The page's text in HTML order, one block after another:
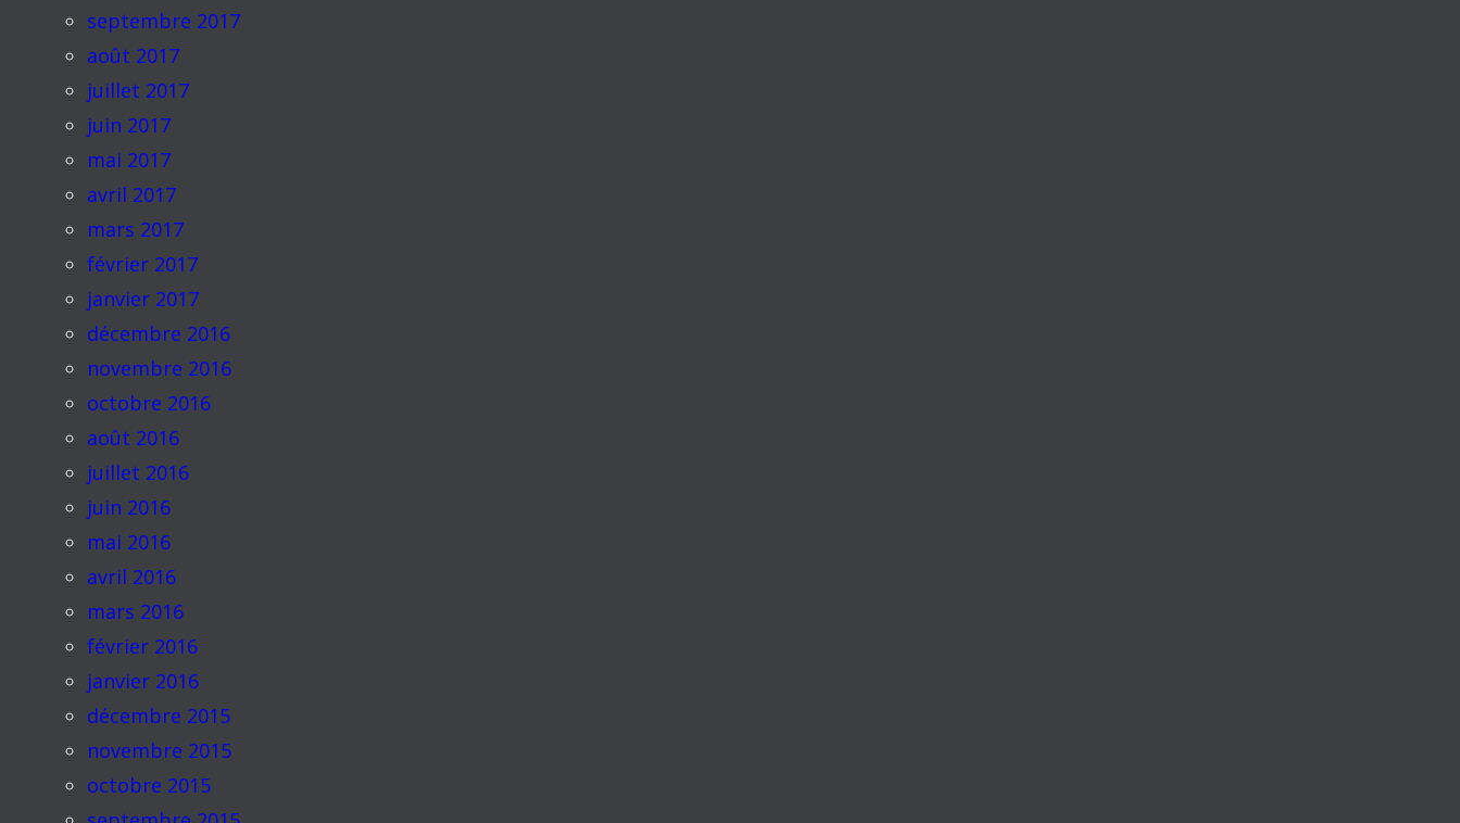
septembre 2017
août 2017
juillet 2017
juin 2017
mai 2017
avril 2017
mars 2017
février 2017
janvier 2017
décembre 2016
novembre 2016
octobre 2016
août 2016
juillet 2016
juin 2016
mai 2016
avril 2016
mars 2016
février 2016
janvier 2016
décembre 2015
novembre 2015
octobre 2015